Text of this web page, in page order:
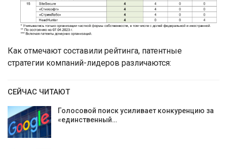
Как отмечают составили рейтинга, патентные
стратегии компаний-лидеров различаются:
СЕЙЧАС ЧИТАЮТ
Голосовой поиск усиливает конкуренцию за
«единственный…